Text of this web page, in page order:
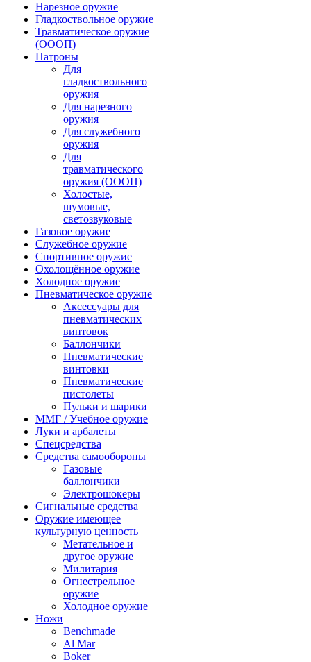
Нарезное оружие
Гладкоствольное оружие
Травматическое оружие
(ОООП)
Патроны
Для
гладкоствольного
оружия
Для нарезного
оружия
Для служебного
оружия
Для
травматического
оружия (ОООП)
Холостые,
шумовые,
светозвуковые
Газовое оружие
Служебное оружие
Спортивное оружие
Охолощённое оружие
Холодное оружие
Пневматическое оружие
Аксессуары для
пневматических
винтовок
Баллончики
Пневматические
винтовки
Пневматические
пистолеты
Пульки и шарики
ММГ / Учебное оружие
Луки и арбалеты
Спецсредства
Средства самообороны
Газовые
баллончики
Электрошокеры
Сигнальные средства
Оружие имеющее
культурную ценность
Метательное и
другое оружие
Милитария
Огнестрельное
оружие
Холодное оружие
Ножи
Benchmade
Al Mar
Boker